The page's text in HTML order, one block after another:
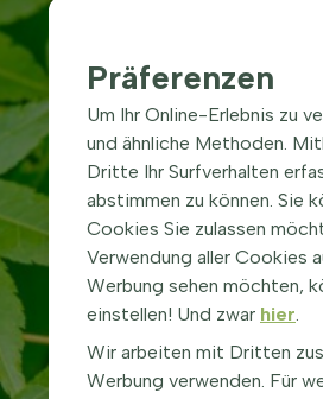
Präferenzen
Um Ihr Online-Erlebnis zu
und ähnliche Methoden.
Dritte Ihr Surfverhalten
abstimmen zu können. Sie
Cookies Sie zulassen
Verwendung aller Cookies
Werbung sehen möchten,
einstellen! Und zwar hier.
Wir arbeiten mit Dritten
Werbung verwenden. Für